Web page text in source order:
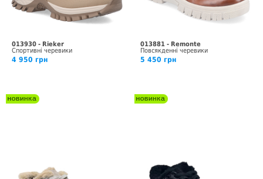
013930 - Rieker
Спортивні черевики
4 950 грн
013881 - Remonte
Повсякденні черевики
5 450 грн